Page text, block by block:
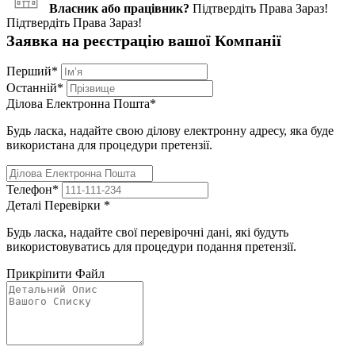
Власник або працівник? Підтвердіть Права Зараз!
Підтвердіть Права Зараз!
Заявка на реєстрацію вашої Компанії
Перший*
Останній*
Ділова Електронна Пошта*
Будь ласка, надайте свою ділову електронну адресу, яка буде
використана для процедури претензії.
Телефон*
Деталі Перевірки *
Будь ласка, надайте свої перевірочні дані, які будуть
використовуватись для процедури подання претензії.
Прикріпити Файл